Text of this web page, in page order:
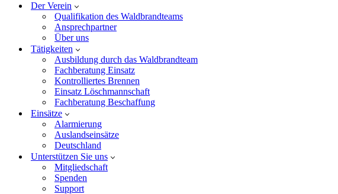
Der Verein
Qualifikation des Waldbrandteams
Ansprechpartner
Über uns
Tätigkeiten
Ausbildung durch das Waldbrandteam
Fachberatung Einsatz
Kontrolliertes Brennen
Einsatz Löschmannschaft
Fachberatung Beschaffung
Einsätze
Alarmierung
Auslandseinsätze
Deutschland
Unterstützen Sie uns
Mitgliedschaft
Spenden
Support